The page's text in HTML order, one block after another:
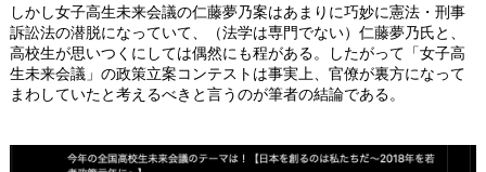
しかし女子高生未来会議の仁藤夢乃案はあまりに巧妙に憲法・刑事
訴訟法の潜脱になっていて、（法学は専門でない）仁藤夢乃氏と、
高校生が思いつくにしては偶然にも程がある。したがって「女子高
生未来会議」の政策立案コンテストは事実上、官僚が裏方になって
まわしていたと考えるべきと言うのが筆者の結論である。